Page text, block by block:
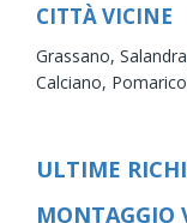
CITTÀ VICINE
Grassano,
Calciano,
ULTIME
MONTAGGIO